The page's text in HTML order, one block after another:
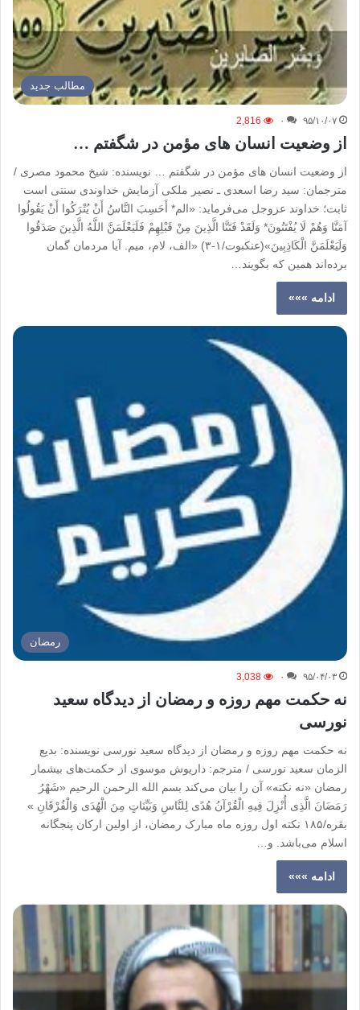
مطالب جدید
۹۵/۱۰/۰۷ ۰ 2,816
از وضعیت انسان های مؤمن در شگفتم …
از وضعیت انسان های مؤمن در شگفتم … نویسنده: شیخ محمود مصری /
مترجمان: سید رضا اسعدی ـ نصیر ملکی آزمایش خداوندی سنتی است
ثابت؛ خداوند عزوجل می‌فرماید: «‏الم‏* ‏أَحَسِبَ النَّاسُ أَنْ یُتْرَکُوا أَنْ یَقُولُوا
آمَنَّا وَهُمْ لَا یُفْتَنُونَ‏* ‏وَلَقَدْ فَتَنَّا الَّذِینَ مِنْ قَبْلِهِمْ فَلَیَعْلَمَنَّ اللَّهُ الَّذِینَ صَدَقُوا
وَلَیَعْلَمَنَّ الْکَاذِبِینَ‏»(عنکبوت/۱-۳) «الف، لام، میم. آیا مردمان گمان
برده‌اند همین که بگویند…
ادامه »»»
رمضان
۹۵/۰۴/۰۳ ۰ 3,038
نه حکمت مهم روزه و رمضان از دیدگاه سعید
نورسی
نه حکمت مهم روزه و رمضان از دیدگاه سعید نورسی نویسنده: بدیع
الزمان سعید نورسی / مترجم: داریوش موسوی از حکمت‌های بیشمار
رمضان «نه نکته» آن را بیان می‌کند بسم الله الرحمن الرحیم «‏شَهْرُ
رَمَضَانَ الَّذِی أُنْزِلَ فِیهِ الْقُرْآنُ هُدًى لِلنَّاسِ وَبَیِّنَاتٍ مِنَ الْهُدَى وَالْفُرْقَانِ »
بقره/۱۸۵ نکته اول روزه ماه مبارک رمضان، از اولین ارکان پنجگانه
اسلام می‌باشد. و…
ادامه »»»